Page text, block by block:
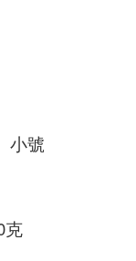
小號
克